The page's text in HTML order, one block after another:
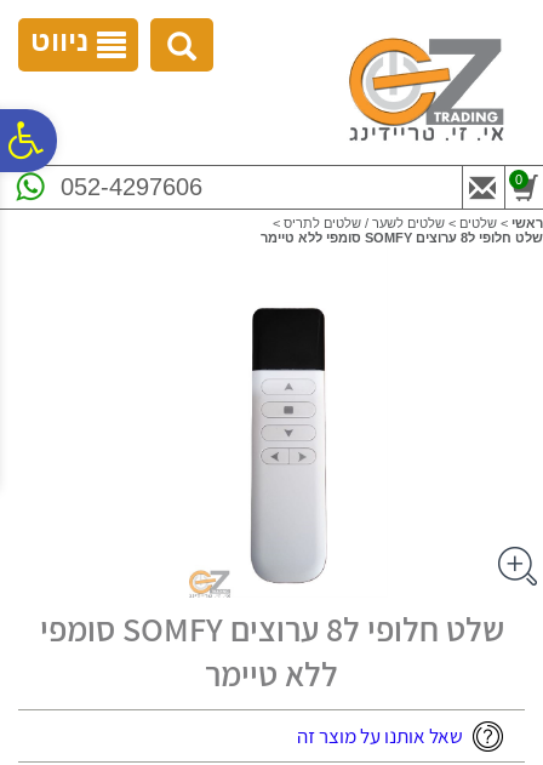
נגישות
ניווט
052-4297606 0
ראשי > שלטים > שלטים לשער / שלטים לתריס >
שלט חלופי ל8 ערוצים SOMFY סומפי ללא טיימר
שלט חלופי ל8 ערוצים SOMFY סומפי
ללא טיימר
שאל אותנו על מוצר זה